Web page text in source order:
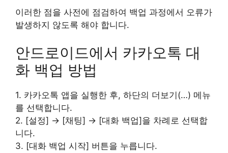
이러한 점을 사전에 점검하여 백업 과정에서 오류가
발생하지 않도록 해야 합니다.
안드로이드에서 카카오톡 대
화 백업 방법
1. 카카오톡 앱을 실행한 후, 하단의 더보기(…) 메뉴
를 선택합니다.
2. [설정] → [채팅] → [대화 백업]을 차례로 선택합
니다.
3. [대화 백업 시작] 버튼을 누릅니다.